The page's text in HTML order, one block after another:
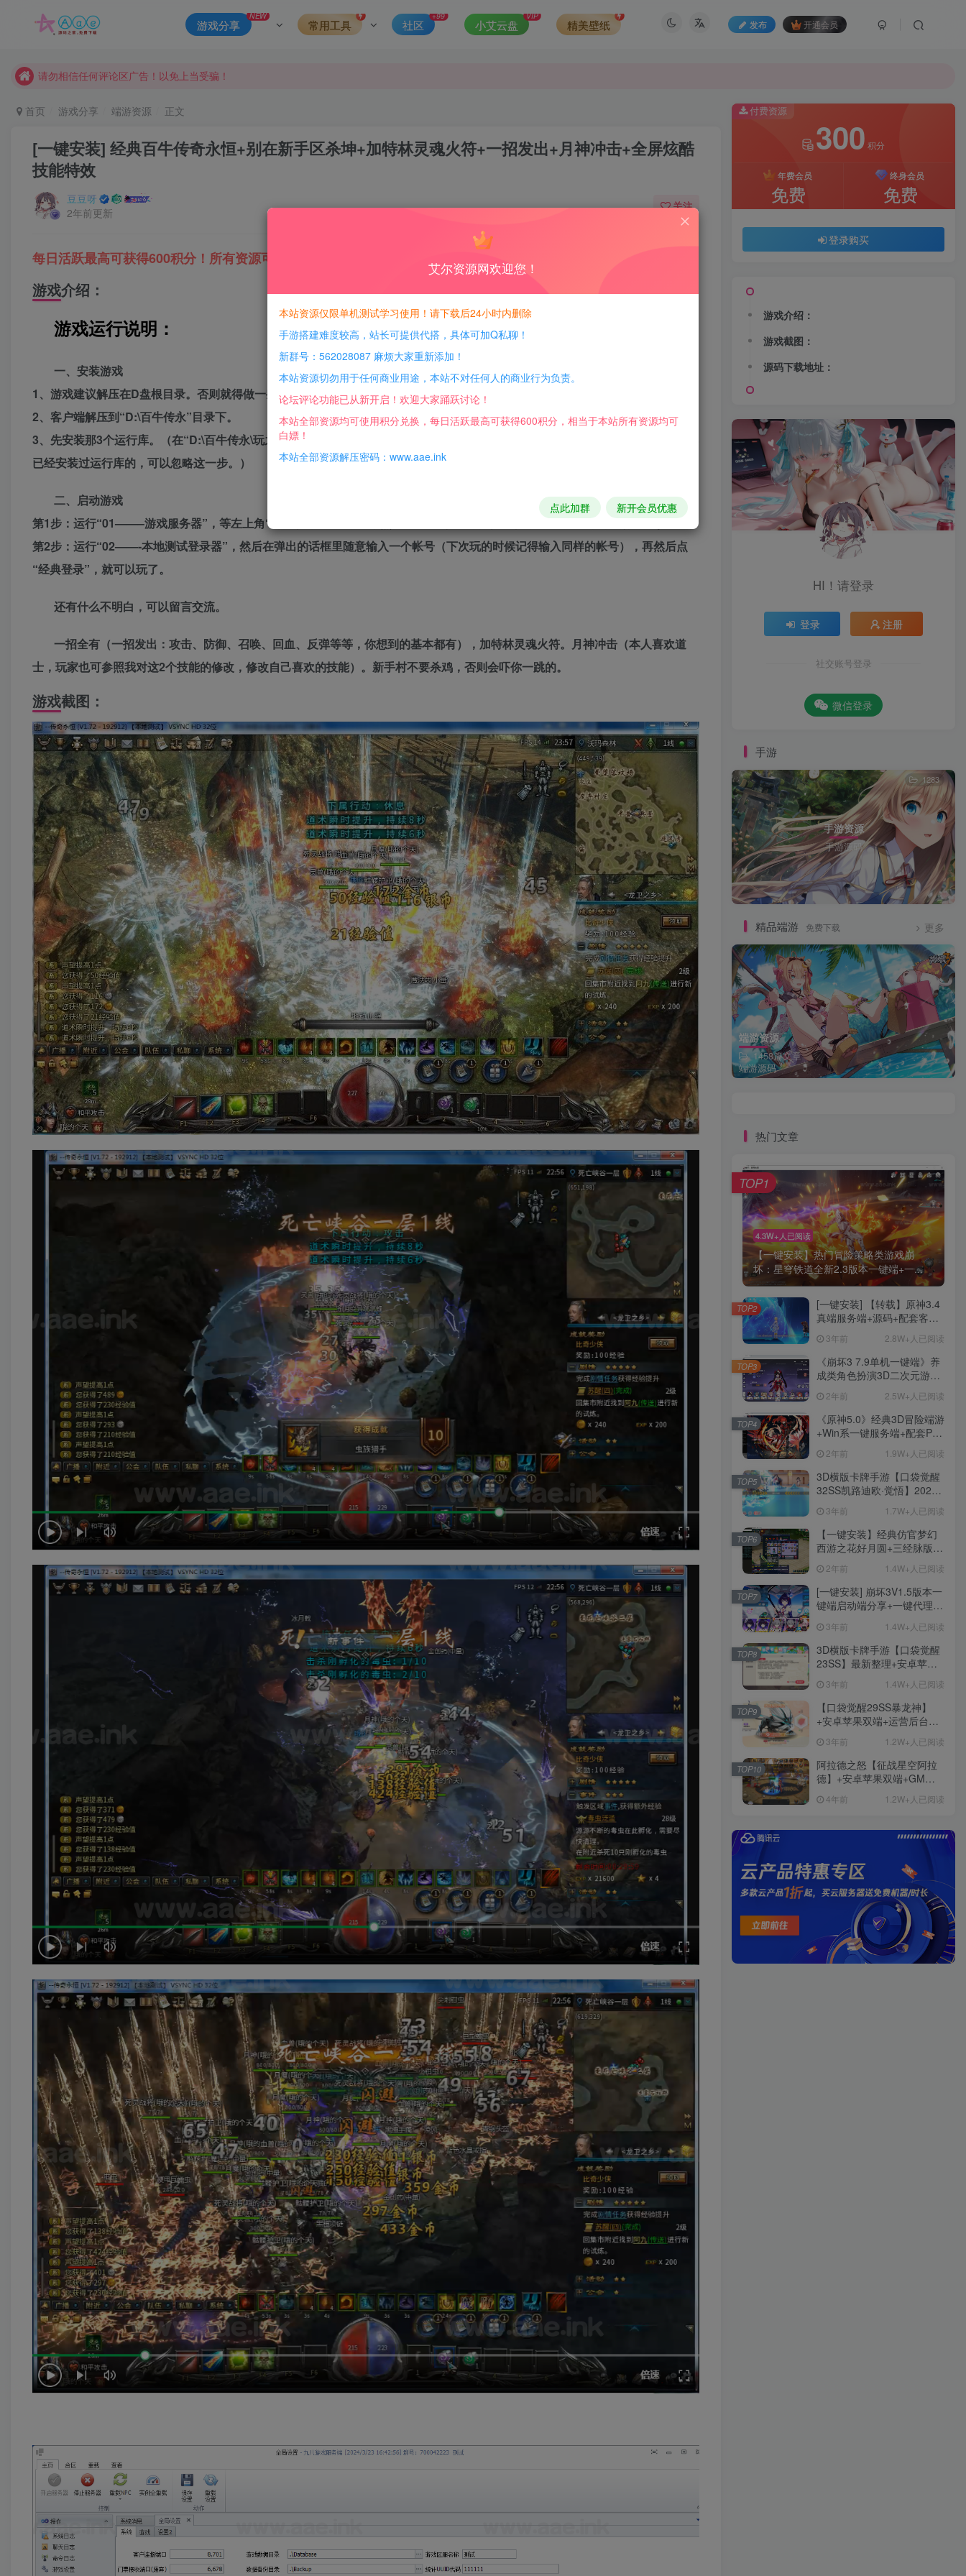
发布 开通会员
游戏分享
NEW
常用工具 社区
+99
小艾云盘
VIP
精美壁纸
现在赞助会员享受专属折扣，详情点击此条公告。
本网站的文章部分内容可能来源于网络，仅供大家学习与参考，如有侵权，请联系站长QQ466107887进行删除处理。
首页 游戏分享 端游资源 正文
[一键安装] 经典百牛传奇永恒+别在新手区杀坤+加特林灵魂火符+一招发出+月神冲击+全屏炫酷
技能特效
豆豆呀
2年前更新
关注
每日活跃最高可获得600积分！所有资源可以使用积分免费兑换！
游戏介绍：
游戏运行说明：
一、安装游戏
1、游戏建议解压在D盘根目录。否则就得做一些修改。（解压之后在D盘就有了“百牛传永”这个目录。）
2、客户端解压到“D:\百牛传永”目录下。
3、先安装那3个运行库。（在“D:\百牛传永\玩之前先看这个\游戏运行不正常的先安装这里面的运行库”目录下。很多老玩家的电脑都
已经安装过运行库的，可以忽略这一步。）
二、启动游戏
第1步：运行“01——–游戏服务器”，等左上角“开启服务器”变绿后，点击它。直到左上角“停止服务器”变红后，可进行下一步。
第2步：运行“02——-本地测试登录器”，然后在弹出的话框里随意输入一个帐号（下次玩的时候记得输入同样的帐号），再然后点
“经典登录”，就可以玩了。
还有什么不明白，可以留言交流。
一招全有（一招发出：攻击、防御、召唤、回血、反弹等等，你想到的基本都有），加特林灵魂火符。月神冲击（本人喜欢道
士，玩家也可参照我对这2个技能的修改，修改自己喜欢的技能）。新手村不要杀鸡，否则会吓你一跳的。
游戏截图：
付费资源
300 积分
年费会员
免费
终身会员
免费
登录购买
游戏介绍：
游戏截图：
源码下载地址：
HI！请登录
登录 注册
社交账号登录
微信登录
手游
手游资源
手游源码
1283
精品端游 免费下载 更多
端游资源
1458篇文章
端游源码
热门文章
4.3W+人已阅读
【一键安装】热门冒险策略类游戏崩
坏：星穹铁道全新2.3版本一键端+一...
TOP1
[一键安装] 【转载】原神3.4
真端服务端+源码+配套客户
说明文件
3年前 2.8W+人已阅读
TOP2
《崩坏3 7.9单机一键端》养
成类角色扮演3D二次元游
用、无限资源、附带保姆级
安装教程
2年前 2.5W+人已阅读
TOP3
《原神5.0》经典3D冒险端游
+Win系一键服务端+配套PC
池文件
2年前 1.9W+人已阅读
TOP4
3D横版卡牌手游【口袋觉醒
32SS凯路迪欧·觉悟】2023
+支付对接+安卓苹果双端+运
营后台+GM授权后台+代理
后台
3年前 1.7W+人已阅读
TOP5
【一键安装】经典仿官梦幻
西游之花好月圆+三经脉版本
卡+剧情活动+视频搭建及其
他修改资料
2年前 1.4W+人已阅读
TOP6
[一键安装] 崩坏3V1.5版本一
键端启动端分享+一键代理
ID+详细指令+极简一键修改
3年前 1.4W+人已阅读
TOP7
3D横版卡牌手游【口袋觉醒
23SS】最新整理+安卓苹果
细搭建教程
3年前 1.4W+人已阅读
TOP8
【口袋觉醒29SS暴龙神】
+安卓苹果双端+运营后台
端 3年前 1.2W+人已阅读
TOP9
阿拉德之怒【征战星空阿拉
德】+安卓苹果双端+GM授
+详细教程
4年前 1.2W+人已阅读
TOP10
艾尔资源网欢迎您！
本站资源仅限单机测试学习使用！请下载后24小时内删除
手游搭建难度较高，站长可提供代搭，具体可加Q私聊！
新群号：562028087 麻烦大家重新添加！
本站资源切勿用于任何商业用途，本站不对任何人的商业行为负责。
论坛评论功能已从新开启！欢迎大家踊跃讨论！
本站全部资源均可使用积分兑换，每日活跃最高可获得600积分，相当于本站所有资源均可
白嫖！
本站全部资源解压密码：www.aae.ink
点此加群 新开会员优惠